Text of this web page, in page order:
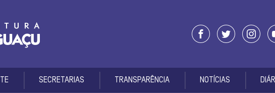
SECRETARIAS TRANSPARÊNCIA NOTÍCIAS